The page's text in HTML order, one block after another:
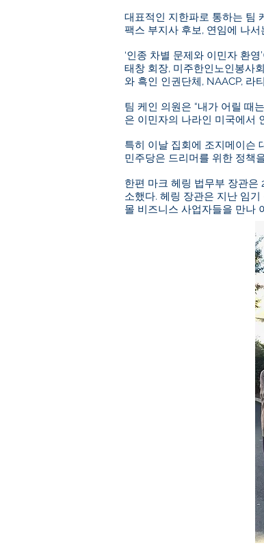
대표적인 지한파로 통하는 팀
팩스 부지사 후보, 연임에 나
‘인종 차별 문제와 이민자 환
태창 회장, 미주한인노인봉사
와 흑인 인권단체, NAACP, 라
팀 케인 의원은 “내가 어릴 때
은 이민자의 나라인 미국에서
특히 이날 집회에 조지메이슨
민주당은 드리머를 위한 정책
한편 마크 헤링 법무부 장관은
소했다. 헤링 장관은 지난 임
몰 비즈니스 사업자들을 만나